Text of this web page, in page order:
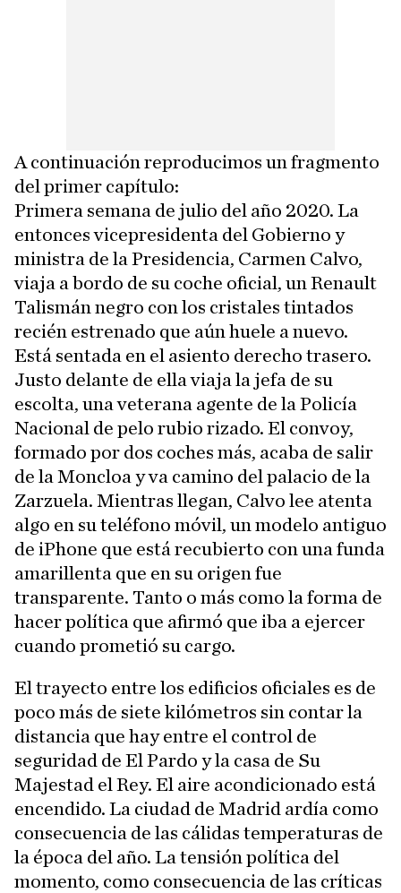
A continuación reproducimos un fragmento
del primer capítulo:
Primera semana de julio del año 2020. La
entonces vicepresidenta del Gobierno y
ministra de la Presidencia, Carmen Calvo,
viaja a bordo de su coche oficial, un Renault
Talismán negro con los cristales tintados
recién estrenado que aún huele a nuevo.
Está sentada en el asiento derecho trasero.
Justo delante de ella viaja la jefa de su
escolta, una veterana agente de la Policía
Nacional de pelo rubio rizado. El convoy,
formado por dos coches más, acaba de salir
de la Moncloa y va camino del palacio de la
Zarzuela. Mientras llegan, Calvo lee atenta
algo en su teléfono móvil, un modelo antiguo
de iPhone que está recubierto con una funda
amarillenta que en su origen fue
transparente. Tanto o más como la forma de
hacer política que afirmó que iba a ejercer
cuando prometió su cargo.
El trayecto entre los edificios oficiales es de
poco más de siete kilómetros sin contar la
distancia que hay entre el control de
seguridad de El Pardo y la casa de Su
Majestad el Rey. El aire acondicionado está
encendido. La ciudad de Madrid ardía como
consecuencia de las cálidas temperaturas de
la época del año. La tensión política del
momento, como consecuencia de las críticas